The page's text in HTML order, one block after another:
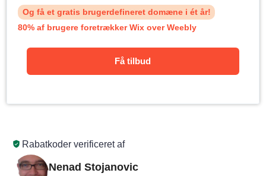
Rabatkoder verificeret af
Nenad Stojanovic
Og få et gratis brugerdefineret domæne i ét år!
80% af brugere foretrækker Wix over Weebly
Få tilbud